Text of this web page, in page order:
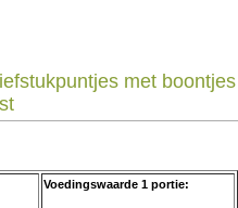
met boontjes
Voedingswaarde 1 portie: